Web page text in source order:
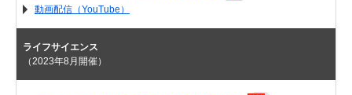
動画配信（YouTube）
ライフサイエンス
（2023年8月開催）